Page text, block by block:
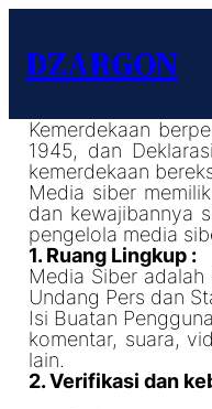
DZARGON
Kemerdekaan
1945, dan
kemerdekaan
Media siber
dan kewajibannya
pengelola media
1. Ruang Lingkup :
Media Siber
Undang Pers dan
Isi Buatan
komentar, suara,
lain.
2. Verifikasi dan